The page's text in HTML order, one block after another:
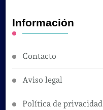
Información
Contacto
Aviso legal
Política de privacidad